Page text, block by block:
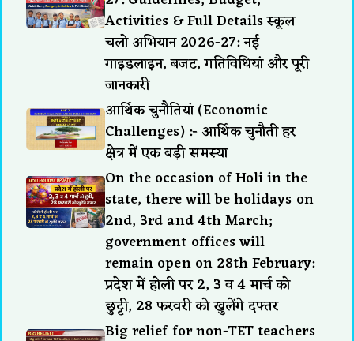
Activities & Full Details स्कूल
चलो अभियान 2026-27: नई
गाइडलाइन, बजट, गतिविधियां और पूरी
जानकारी
आर्थिक चुनौतियां (Economic
Challenges) :- आर्थिक चुनौती हर
क्षेत्र में एक बड़ी समस्या
On the occasion of Holi in the
state, there will be holidays on
2nd, 3rd and 4th March;
government offices will
remain open on 28th February:
प्रदेश में होली पर 2, 3 व 4 मार्च को
छुट्टी, 28 फरवरी को खुलेंगे दफ्तर
Big relief for non-TET teachers